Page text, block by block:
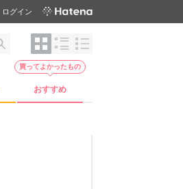
ログイン
おすすめ
買ってよかったもの